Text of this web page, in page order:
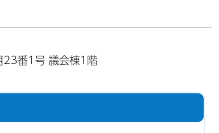
23番1号 議会棟1階